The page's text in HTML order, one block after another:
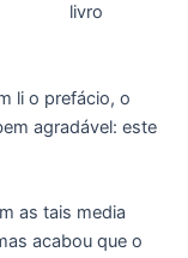
livro
li o prefácio, o
agradável: este
as tais media
acabou que o